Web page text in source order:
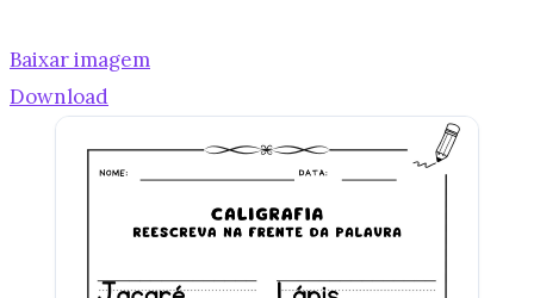
Baixar imagem
Download